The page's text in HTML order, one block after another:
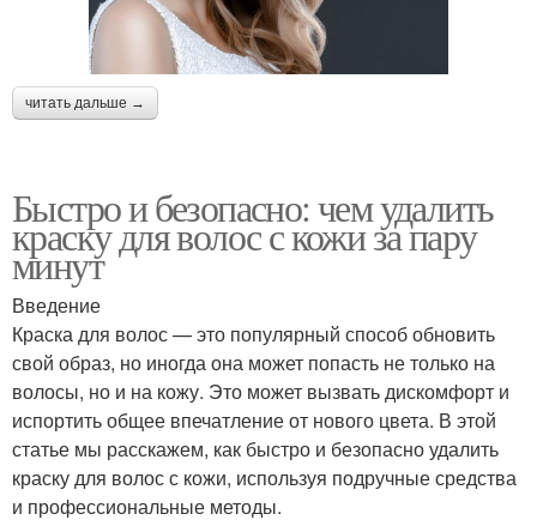
читать дальше →
Быстро и безопасно: чем удалить
краску для волос с кожи за пару
минут
Введение
Краска для волос — это популярный способ обновить
свой образ, но иногда она может попасть не только на
волосы, но и на кожу. Это может вызвать дискомфорт и
испортить общее впечатление от нового цвета. В этой
статье мы расскажем, как быстро и безопасно удалить
краску для волос с кожи, используя подручные средства
и профессиональные методы.